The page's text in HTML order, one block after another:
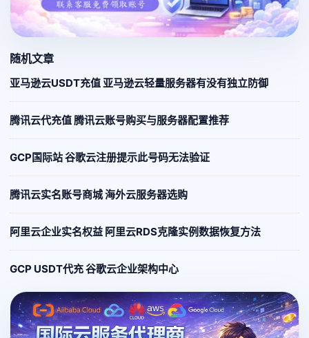
随机文章
亚马逊云USDT充值 亚马逊云轻量服务器有没有独立防御
腾讯云代充值 腾讯云账号购买与服务器配置推荐
GCP国际站 谷歌云注册提示此号码无法验证
腾讯云实名账号商城 海外云服务器选购
阿里云企业实名权益 阿里云RDS克隆实例数据恢复方法
GCP USDT代充 谷歌云企业架构中心